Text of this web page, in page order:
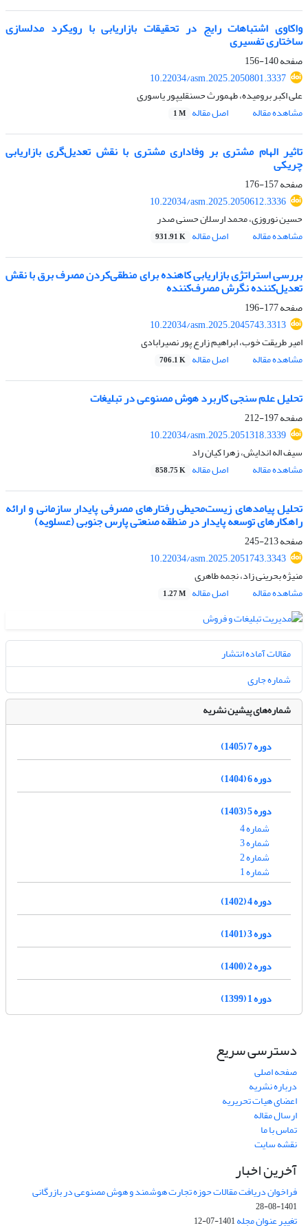
واکاوی اشتباهات رایج در تحقیقات بازاریابی با رویکرد مدل­سازی
ساختاری تفسیری
صفحه140-156
10.22034/asm.2025.2050801.3337
علی اکبر برومیده، طهمورث حسنقلیپور یاسوری
مشاهده مقاله
اصل مقاله 1 M
تاثیر الهام مشتری بر وفاداری مشتری با نقش تعدیل‌گری بازاریابی
چریکی
صفحه157-176
10.22034/asm.2025.2050612.3336
حسین نوروزی، محمد ارسلان حسنی صدر
مشاهده مقاله
اصل مقاله 931.91 K
بررسی استراتژی بازاریابی کاهنده برای منطقی‌کردن مصرف برق با نقش
تعدیل‌کننده نگرش مصرف‌کننده
صفحه177-196
10.22034/asm.2025.2045743.3313
امیر طریقت خوب، ابراهیم زارع پور نصیرابادی
مشاهده مقاله
اصل مقاله 706.1 K
تحلیل علم سنجی کاربرد هوش مصنوعی در تبلیغات
صفحه197-212
10.22034/asm.2025.2051318.3339
سیف اله اندایش، زهرا کیان راد
مشاهده مقاله
اصل مقاله 858.75 K
تحلیل پیامدهای زیست‌محیطی رفتارهای مصرفی پایدار سازمانی و ارائه
راهکارهای توسعه پایدار در منطقه صنعتی پارس جنوبی (عسلویه)
صفحه213-245
10.22034/asm.2025.2051743.3343
منیژه بحرینی زاد، نجمه طاهری
مشاهده مقاله
اصل مقاله 1.27 M
مقالات آماده انتشار
شماره جاری
شماره‌های پیشین نشریه
دوره 7 (1405)
دوره 6 (1404)
دوره 5 (1403)
شماره 4
شماره 3
شماره 2
شماره 1
دوره 4 (1402)
دوره 3 (1401)
دوره 2 (1400)
دوره 1 (1399)
دسترسی سریع
صفحه اصلی
درباره نشریه
اعضای هیات تحریریه
ارسال مقاله
تماس با ما
نقشه سایت
آخرین اخبار
فراخوان دریافت مقالات حوزه تجارت هوشمند و هوش مصنوعی در بازرگانی
1401-08-28
تغییر عنوان مجله1401-07-12